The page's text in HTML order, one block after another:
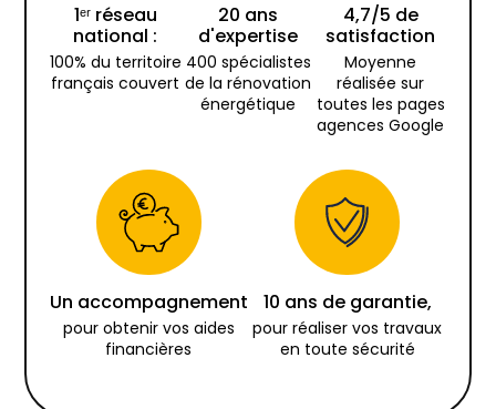
1ᵉʳ réseau
national :
100% du territoire
français couvert
20 ans
d'expertise
400 spécialistes
de la rénovation
énergétique
4,7/5 de
satisfaction
Moyenne
réalisée sur
toutes les pages
agences Google
Un accompagnement
pour obtenir vos aides
financières
10 ans de garantie,
pour réaliser vos travaux
en toute sécurité